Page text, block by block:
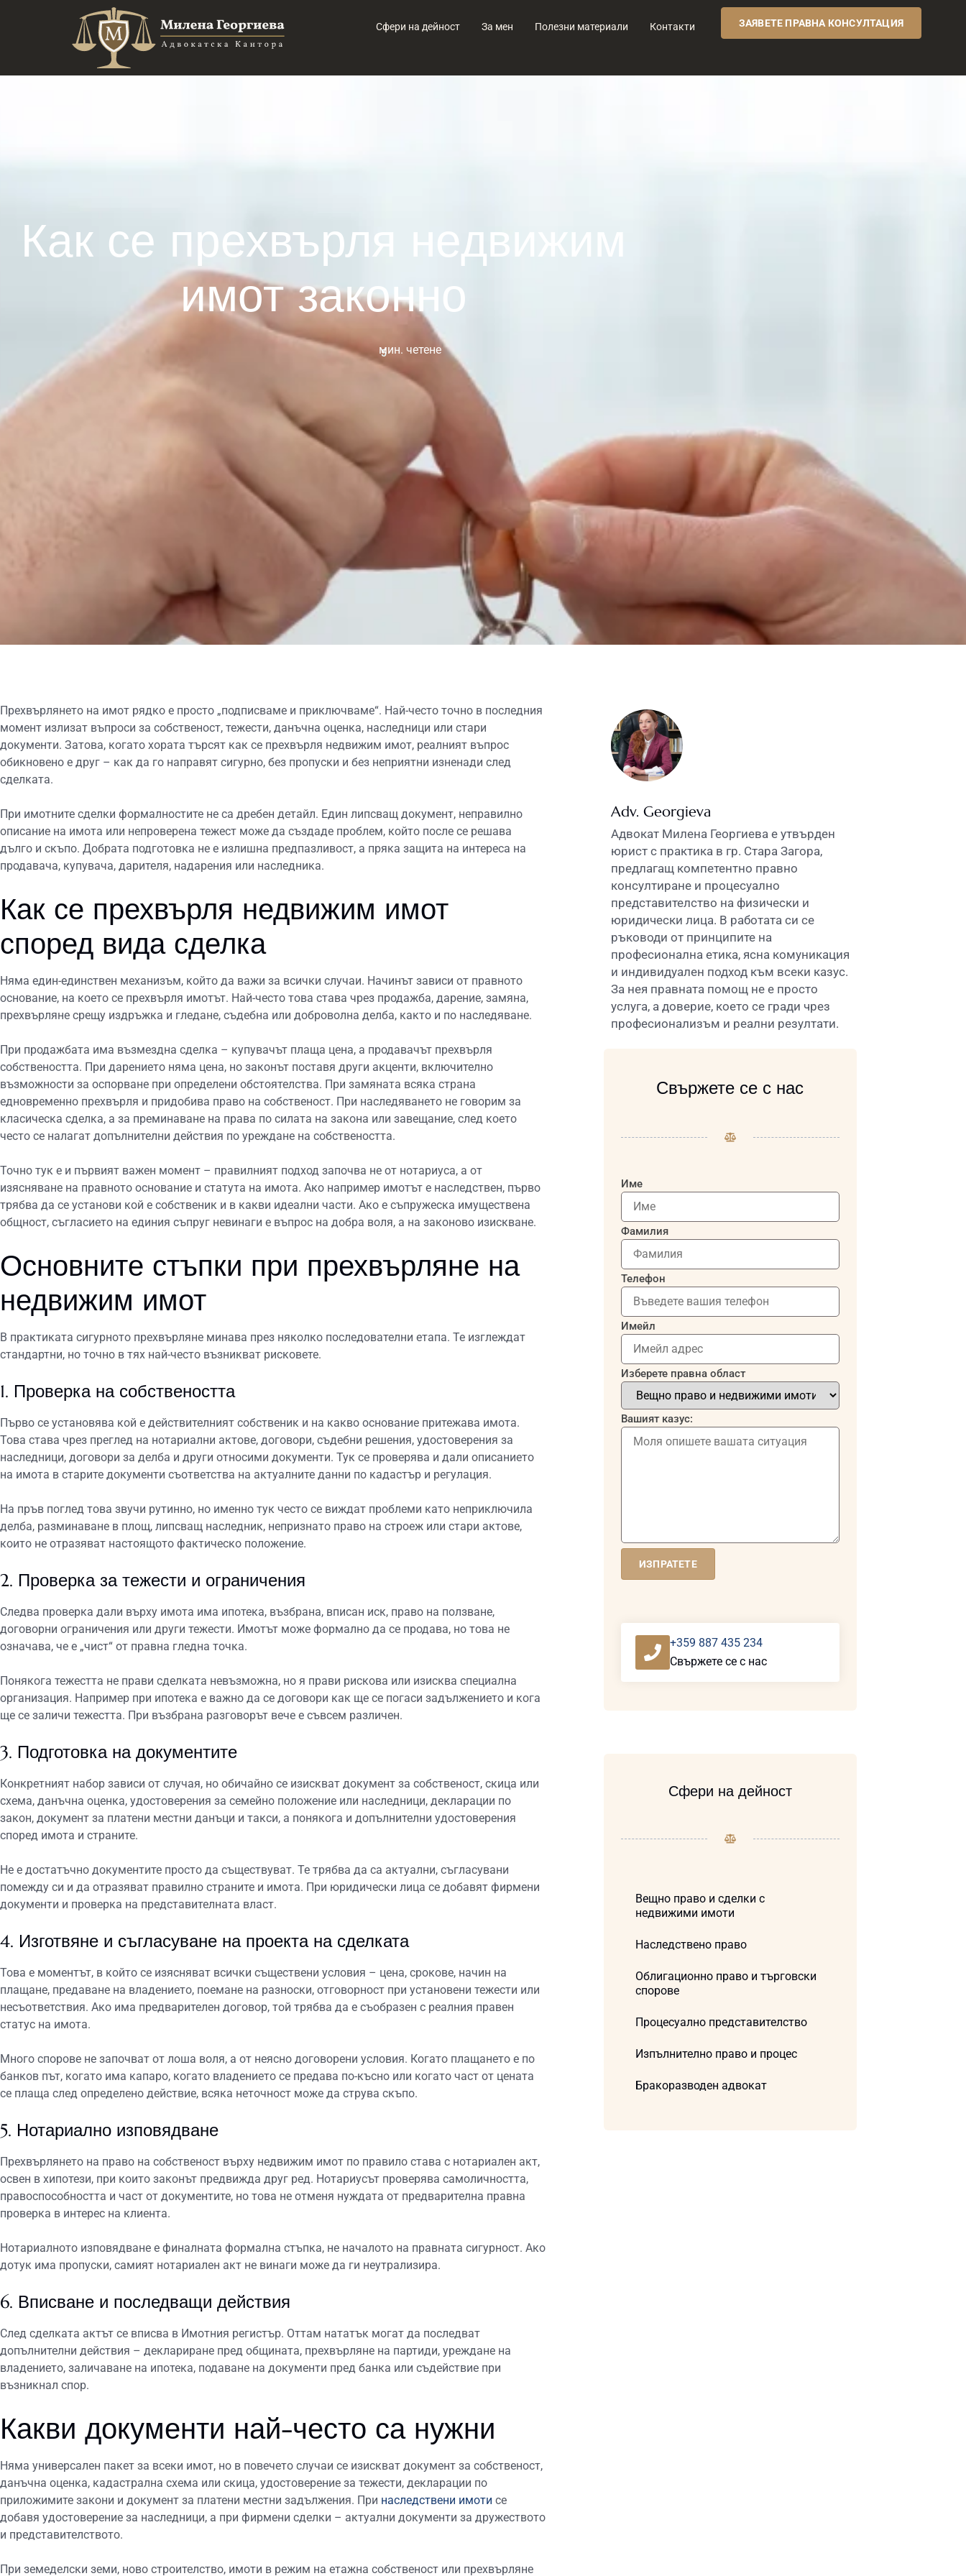
Сфери на дейност За мен Полезни материали Контакти ЗАЯВЕТЕ ПРАВНА КОНСУЛТАЦИЯ
Как се прехвърля недвижим
имот законно
5
мин. четене
Прехвърлянето на имот рядко е просто „подписваме и приключваме“. Най-често точно в последния
момент излизат въпроси за собственост, тежести, данъчна оценка, наследници или стари
документи. Затова, когато хората търсят как се прехвърля недвижим имот, реалният въпрос
обикновено е друг – как да го направят сигурно, без пропуски и без неприятни изненади след
сделката.
При имотните сделки формалностите не са дребен детайл. Един липсващ документ, неправилно
описание на имота или непроверена тежест може да създаде проблем, който после се решава
дълго и скъпо. Добрата подготовка не е излишна предпазливост, а пряка защита на интереса на
продавача, купувача, дарителя, надарения или наследника.
Как се прехвърля недвижим имот
според вида сделка
Няма един-единствен механизъм, който да важи за всички случаи. Начинът зависи от правното
основание, на което се прехвърля имотът. Най-често това става чрез продажба, дарение, замяна,
прехвърляне срещу издръжка и гледане, съдебна или доброволна делба, както и по наследяване.
При продажбата има възмездна сделка – купувачът плаща цена, а продавачът прехвърля
собствеността. При дарението няма цена, но законът поставя други акценти, включително
възможности за оспорване при определени обстоятелства. При замяната всяка страна
едновременно прехвърля и придобива право на собственост. При наследяването не говорим за
класическа сделка, а за преминаване на права по силата на закона или завещание, след което
често се налагат допълнителни действия по уреждане на собствеността.
Точно тук е и първият важен момент – правилният подход започва не от нотариуса, а от
изясняване на правното основание и статута на имота. Ако например имотът е наследствен, първо
трябва да се установи кой е собственик и в какви идеални части. Ако е съпружеска имуществена
общност, съгласието на единия съпруг невинаги е въпрос на добра воля, а на законово изискване.
Основните стъпки при прехвърляне на
недвижим имот
В практиката сигурното прехвърляне минава през няколко последователни етапа. Те изглеждат
стандартни, но точно в тях най-често възникват рисковете.
1. Проверка на собствеността
Първо се установява кой е действителният собственик и на какво основание притежава имота.
Това става чрез преглед на нотариални актове, договори, съдебни решения, удостоверения за
наследници, договори за делба и други относими документи. Тук се проверява и дали описанието
на имота в старите документи съответства на актуалните данни по кадастър и регулация.
На пръв поглед това звучи рутинно, но именно тук често се виждат проблеми като неприключила
делба, разминаване в площ, липсващ наследник, непризнато право на строеж или стари актове,
които не отразяват настоящото фактическо положение.
2. Проверка за тежести и ограничения
Следва проверка дали върху имота има ипотека, възбрана, вписан иск, право на ползване,
договорни ограничения или други тежести. Имотът може формално да се продава, но това не
означава, че е „чист“ от правна гледна точка.
Понякога тежестта не прави сделката невъзможна, но я прави рискова или изисква специална
организация. Например при ипотека е важно да се договори как ще се погаси задължението и кога
ще се заличи тежестта. При възбрана разговорът вече е съвсем различен.
3. Подготовка на документите
Конкретният набор зависи от случая, но обичайно се изискват документ за собственост, скица или
схема, данъчна оценка, удостоверения за семейно положение или наследници, декларации по
закон, документ за платени местни данъци и такси, а понякога и допълнителни удостоверения
според имота и страните.
Не е достатъчно документите просто да съществуват. Те трябва да са актуални, съгласувани
помежду си и да отразяват правилно страните и имота. При юридически лица се добавят фирмени
документи и проверка на представителната власт.
4. Изготвяне и съгласуване на проекта на сделката
Това е моментът, в който се изясняват всички съществени условия – цена, срокове, начин на
плащане, предаване на владението, поемане на разноски, отговорност при установени тежести или
несъответствия. Ако има предварителен договор, той трябва да е съобразен с реалния правен
статус на имота.
Много спорове не започват от лоша воля, а от неясно договорени условия. Когато плащането е по
банков път, когато има капаро, когато владението се предава по-късно или когато част от цената
се плаща след определено действие, всяка неточност може да струва скъпо.
5. Нотариално изповядване
Прехвърлянето на право на собственост върху недвижим имот по правило става с нотариален акт,
освен в хипотези, при които законът предвижда друг ред. Нотариусът проверява самоличността,
правоспособността и част от документите, но това не отменя нуждата от предварителна правна
проверка в интерес на клиента.
Нотариалното изповядване е финалната формална стъпка, не началото на правната сигурност. Ако
дотук има пропуски, самият нотариален акт не винаги може да ги неутрализира.
6. Вписване и последващи действия
След сделката актът се вписва в Имотния регистър. Оттам нататък могат да последват
допълнителни действия – деклариране пред общината, прехвърляне на партиди, уреждане на
владението, заличаване на ипотека, подаване на документи пред банка или съдействие при
възникнал спор.
Какви документи най-често са нужни
Няма универсален пакет за всеки имот, но в повечето случаи се изискват документ за собственост,
данъчна оценка, кадастрална схема или скица, удостоверение за тежести, декларации по
приложимите закони и документ за платени местни задължения. При наследствени имоти се
добавя удостоверение за наследници, а при фирмени сделки – актуални документи за дружеството
и представителството.
При земеделски земи, ново строителство, имоти в режим на етажна собственост или прехвърляне
Adv. Georgieva
Адвокат Милена Георгиева е утвърден
юрист с практика в гр. Стара Загора,
предлагащ компетентно правно
консултиране и процесуално
представителство на физически и
юридически лица. В работата си се
ръководи от принципите на
професионална етика, ясна комуникация
и индивидуален подход към всеки казус.
За нея правната помощ не е просто
услуга, а доверие, което се гради чрез
професионализъм и реални резултати.
Свържете се с нас
Име
Фамилия
Телефон
Имейл
Изберете правна област
Вашият казус:
ИЗПРАТЕТЕ
+359 887 435 234
Свържете се с нас
Сфери на дейност
Вещно право и сделки с
недвижими имоти
Наследствено право
Облигационно право и търговски
спорове
Процесуално представителство
Изпълнително право и процес
Бракоразводен адвокат